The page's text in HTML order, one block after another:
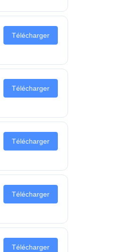
Télécharger
Télécharger
Télécharger
Télécharger
Télécharger